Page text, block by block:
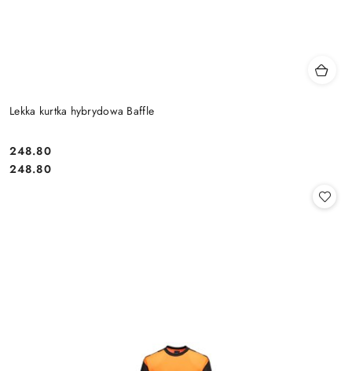
Lekka kurtka hybrydowa Baffle
Cena:
248.80
Cena:
248.80